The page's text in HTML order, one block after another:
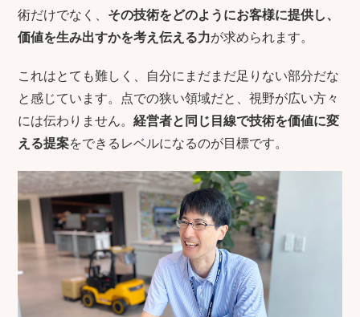
術だけでなく、 その技術をどのようにお客様に提供し、
価値を生み出すかを考え伝える力が求められます。
これはとても難しく、自分にまだまだ足りない部分だな
と感じています。点での狭い領域だと、視野が広い方々
には伝わりません。経営者と同じ目線で技術を価値に変
える提案をできるレベルになるのが目標です。